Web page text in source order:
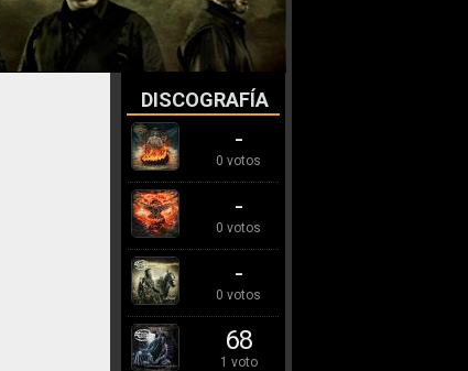
DISCOGRAFÍA
-
0 votos
-
0 votos
-
0 votos
68
1 voto